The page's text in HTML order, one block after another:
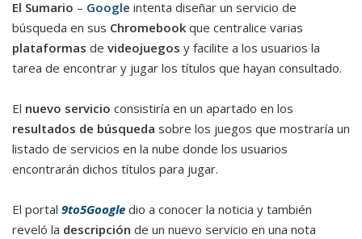
El Sumario – Google intenta diseñar un servicio de
búsqueda en sus Chromebook que centralice varias
plataformas de videojuegos y facilite a los usuarios la
tarea de encontrar y jugar los títulos que hayan consultado.
El nuevo servicio consistiría en un apartado en los
resultados de búsqueda sobre los juegos que mostraría un
listado de servicios en la nube donde los usuarios
encontrarán dichos títulos para jugar.
El portal 9to5Google dio a conocer la noticia y también
reveló la descripción de un nuevo servicio en una nota